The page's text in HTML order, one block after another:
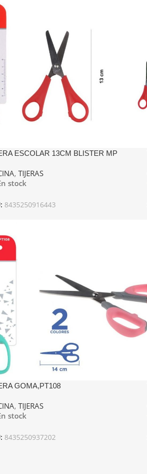
ESCOLAR 13CM BLISTER MP
, TIJERAS
stock
8435250916443
GOMA,PT108
, TIJERAS
stock
8435250937202